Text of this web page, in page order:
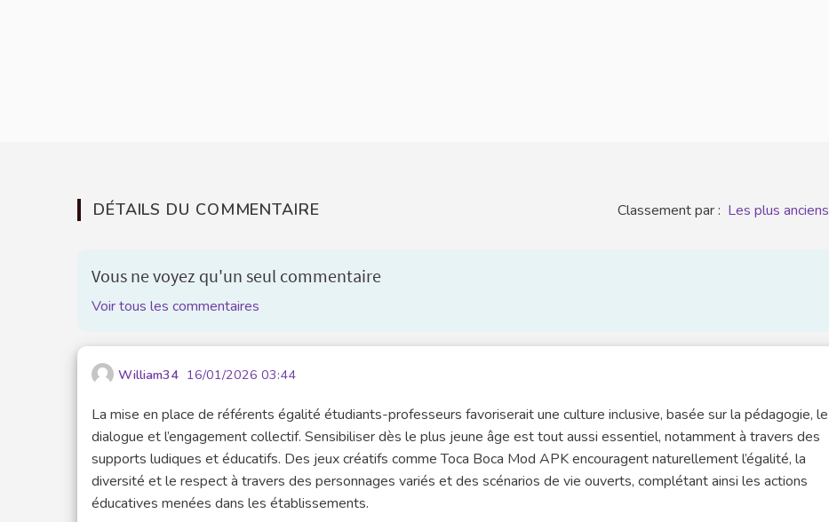
DÉTAILS DU COMMENTAIRE Classement par : Les plus anciens
Vous ne voyez qu'un seul commentaire
Voir tous les commentaires
William34 16/01/2026 03:44
La mise en place de référents égalité étudiants-professeurs favoriserait une culture inclusive, basée sur la pédagogie, le
dialogue et l’engagement collectif. Sensibiliser dès le plus jeune âge est tout aussi essentiel, notamment à travers des
supports ludiques et éducatifs. Des jeux créatifs comme Toca Boca Mod APK encouragent naturellement l’égalité, la
diversité et le respect à travers des personnages variés et des scénarios de vie ouverts, complétant ainsi les actions
éducatives menées dans les établissements.